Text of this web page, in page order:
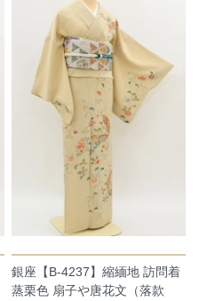
銀座【B-4237】縮緬地 訪問着
蒸栗色 扇子や唐花文（落款